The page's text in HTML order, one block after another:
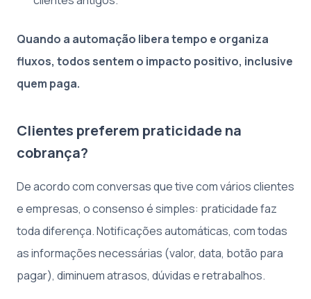
Quando a automação libera tempo e organiza
fluxos, todos sentem o impacto positivo, inclusive
quem paga.
Clientes preferem praticidade na
cobrança?
De acordo com conversas que tive com vários clientes
e empresas, o consenso é simples: praticidade faz
toda diferença. Notificações automáticas, com todas
as informações necessárias (valor, data, botão para
pagar), diminuem atrasos, dúvidas e retrabalhos.